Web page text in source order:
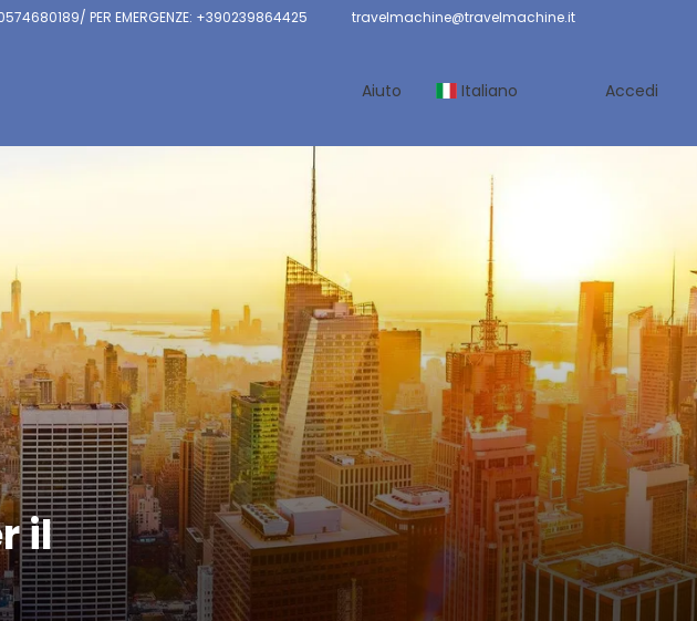
PER EMERGENZE: +390239864425 travelmachine@travelmachine.it
Aiuto Italiano Accedi
il